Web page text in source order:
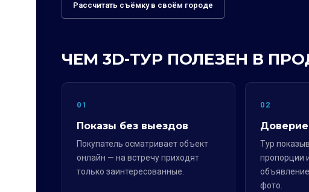
Рассчитать съёмку в своём городе
ЧЕМ 3D-ТУР ПОЛЕЗЕН В
01
Показы без выездов
Покупатель осматривает объект
онлайн — на встречу приходят
только заинтересованные.
02
Тур
пропорции
фото.